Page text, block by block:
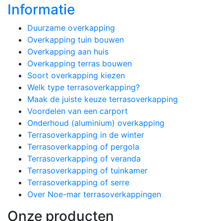
Informatie
Duurzame overkapping
Overkapping tuin bouwen
Overkapping aan huis
Overkapping terras bouwen
Soort overkapping kiezen
Welk type terrasoverkapping?
Maak de juiste keuze terrasoverkapping
Voordelen van een carport
Onderhoud (aluminium) overkapping
Terrasoverkapping in de winter
Terrasoverkapping of pergola
Terrasoverkapping of veranda
Terrasoverkapping of tuinkamer
Terrasoverkapping of serre
Over Noe-mar terrasoverkappingen
Onze producten